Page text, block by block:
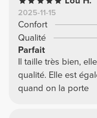
2025-11-15
Confort
Qualité
Parfait
Il taille très bien,
qualité. Elle est
quand on la porte